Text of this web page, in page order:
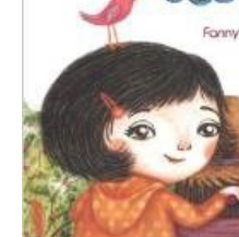
Lire dans d'autres langues
Livres numériques
Mangas
Lire autrement
Propositions d'achat
Réserver
Pour les classes
Tarifs
Dons de livres
Le Bibliobus
Présentation
Actualités
Newsletter
Missions
Historique
L'association
Galerie
Photos
Vidéos
Ensemble !